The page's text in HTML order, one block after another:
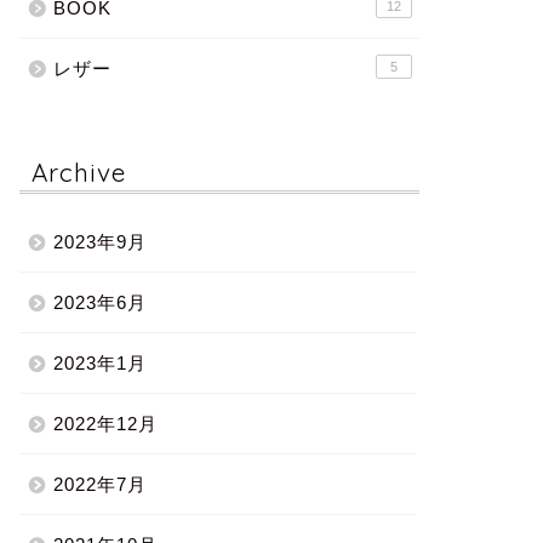
BOOK 12
レザー 5
Archive
2023年9月
2023年6月
2023年1月
2022年12月
2022年7月